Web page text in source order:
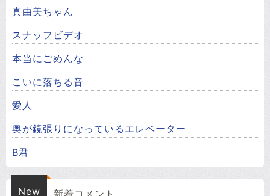
真由美ちゃん
スナッフビデオ
本当にごめんな
こいに落ちる音
愛人
奥が鏡張りになっているエレベーター
B君
New 新着コメント